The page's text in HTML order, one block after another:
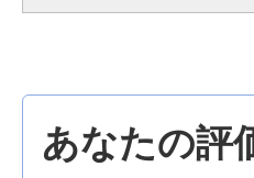
あなたの評